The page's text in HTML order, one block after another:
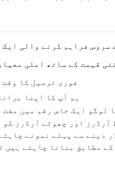
قیمت کے ساتھ اعلی
فوری ترسیل کا وقت
ہم آپ کا اپنا
لوگو ایک خاص رقم میں مفت
آرڈرز اور چھوٹے آرڈرز کو
دینے سے پہلے نمونے
مطابق بنانا چاہتے ہیں